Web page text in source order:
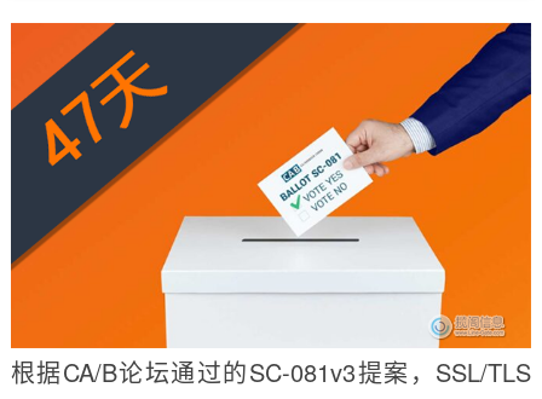
根据CA/B论坛通过的SC-081v3提案，SSL/TLS